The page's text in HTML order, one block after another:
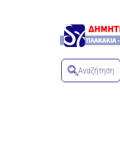
Αναζήτηση